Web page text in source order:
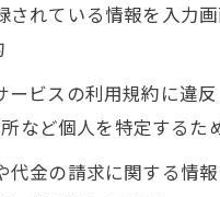
れている情報を入力
ビスの利用規約に違
など個人を特定するた
金の請求に関する情